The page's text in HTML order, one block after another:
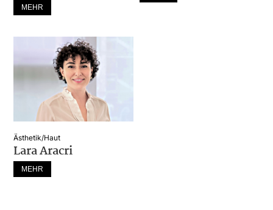
MEHR
Ästhetik/Haut
Lara Aracri
MEHR